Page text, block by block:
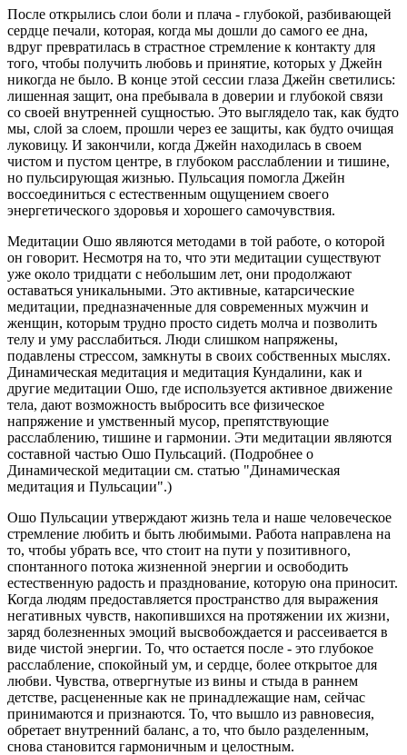
После открылись слои боли и плача - глубокой, разбивающей
сердце печали, которая, когда мы дошли до самого ее дна,
вдруг превратилась в страстное стремление к контакту для
того, чтобы получить любовь и принятие, которых у Джейн
никогда не было. В конце этой сессии глаза Джейн светились:
лишенная защит, она пребывала в доверии и глубокой связи
со своей внутренней сущностью. Это выглядело так, как будто
мы, слой за слоем, прошли через ее защиты, как будто очищая
луковицу. И закончили, когда Джейн находилась в своем
чистом и пустом центре, в глубоком расслаблении и тишине,
но пульсирующая жизнью. Пульсация помогла Джейн
воссоединиться с естественным ощущением своего
энергетического здоровья и хорошего самочувствия.
Медитации Ошо являются методами в той работе, о которой
он говорит. Несмотря на то, что эти медитации существуют
уже около тридцати с небольшим лет, они продолжают
оставаться уникальными. Это активные, катарсические
медитации, предназначенные для современных мужчин и
женщин, которым трудно просто сидеть молча и позволить
телу и уму расслабиться. Люди слишком напряжены,
подавлены стрессом, замкнуты в своих собственных мыслях.
Динамическая медитация и медитация Кундалини, как и
другие медитации Ошо, где используется активное движение
тела, дают возможность выбросить все физическое
напряжение и умственный мусор, препятствующие
расслаблению, тишине и гармонии. Эти медитации являются
составной частью Ошо Пульсаций. (Подробнее о
Динамической медитации см. статью "Динамическая
медитация и Пульсации".)
Ошо Пульсации утверждают жизнь тела и наше человеческое
стремление любить и быть любимыми. Работа направлена на
то, чтобы убрать все, что стоит на пути у позитивного,
спонтанного потока жизненной энергии и освободить
естественную радость и празднование, которую она приносит.
Когда людям предоставляется пространство для выражения
негативных чувств, накопившихся на протяжении их жизни,
заряд болезненных эмоций высвобождается и рассеивается в
виде чистой энергии. То, что остается после - это глубокое
расслабление, спокойный ум, и сердце, более открытое для
любви. Чувства, отвергнутые из вины и стыда в раннем
детстве, расцененные как не принадлежащие нам, сейчас
принимаются и признаются. То, что вышло из равновесия,
обретает внутренний баланс, а то, что было разделенным,
снова становится гармоничным и целостным.